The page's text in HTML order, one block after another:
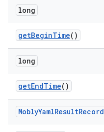
long
getBeginTime()
long
getEndTime()
MoblyYamlResultRecord